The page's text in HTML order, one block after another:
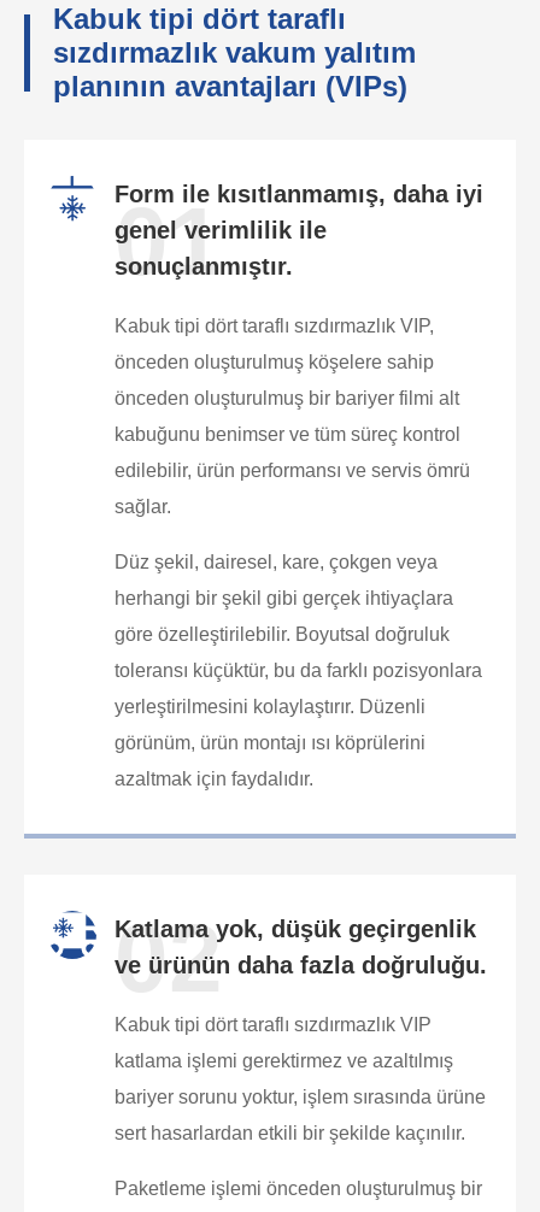
Kabuk tipi dört taraflı
sızdırmazlık vakum yalıtım
planının avantajları (VIPs)
Form ile kısıtlanmamış, daha iyi
genel verimlilik ile
sonuçlanmıştır.
01
Kabuk tipi dört taraflı sızdırmazlık VIP,
önceden oluşturulmuş köşelere sahip
önceden oluşturulmuş bir bariyer filmi alt
kabuğunu benimser ve tüm süreç kontrol
edilebilir, ürün performansı ve servis ömrü
sağlar.
Düz şekil, dairesel, kare, çokgen veya
herhangi bir şekil gibi gerçek ihtiyaçlara
göre özelleştirilebilir. Boyutsal doğruluk
toleransı küçüktür, bu da farklı pozisyonlara
yerleştirilmesini kolaylaştırır. Düzenli
görünüm, ürün montajı ısı köprülerini
azaltmak için faydalıdır.
Katlama yok, düşük geçirgenlik
ve ürünün daha fazla doğruluğu.
02
Kabuk tipi dört taraflı sızdırmazlık VIP
katlama işlemi gerektirmez ve azaltılmış
bariyer sorunu yoktur, işlem sırasında ürüne
sert hasarlardan etkili bir şekilde kaçınılır.
Paketleme işlemi önceden oluşturulmuş bir